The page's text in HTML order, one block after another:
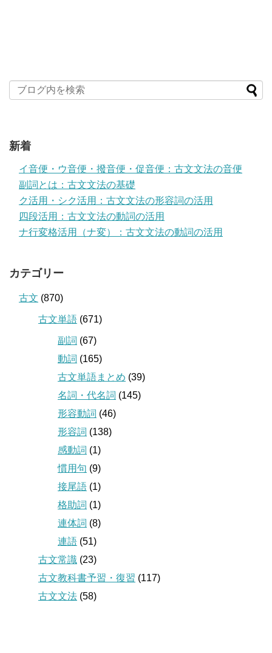
新着
イ音便・ウ音便・撥音便・促音便：古文文法の音便
副詞とは：古文文法の基礎
ク活用・シク活用：古文文法の形容詞の活用
四段活用：古文文法の動詞の活用
ナ行変格活用（ナ変）：古文文法の動詞の活用
カテゴリー
古文 (870)
古文単語 (671)
副詞 (67)
動詞 (165)
古文単語まとめ (39)
名詞・代名詞 (145)
形容動詞 (46)
形容詞 (138)
感動詞 (1)
慣用句 (9)
接尾語 (1)
格助詞 (1)
連体詞 (8)
連語 (51)
古文常識 (23)
古文教科書予習・復習 (117)
古文文法 (58)